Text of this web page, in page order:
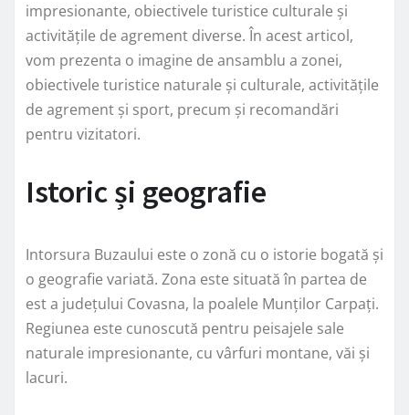
impresionante, obiectivele turistice culturale și
activitățile de agrement diverse. În acest articol,
vom prezenta o imagine de ansamblu a zonei,
obiectivele turistice naturale și culturale, activitățile
de agrement și sport, precum și recomandări
pentru vizitatori.
Istoric și geografie
Intorsura Buzaului este o zonă cu o istorie bogată și
o geografie variată. Zona este situată în partea de
est a județului Covasna, la poalele Munților Carpați.
Regiunea este cunoscută pentru peisajele sale
naturale impresionante, cu vârfuri montane, văi și
lacuri.